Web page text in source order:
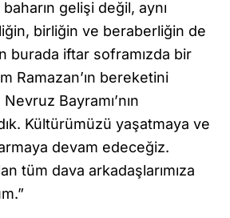
gelişi değil, aynı
birliğin ve beraberliğin de
burada iftar soframızda bir
Ramazan’ın bereketini
Bayramı’nın
Kültürümüzü yaşatmaya ve
devam edeceğiz.
tüm dava arkadaşlarımıza